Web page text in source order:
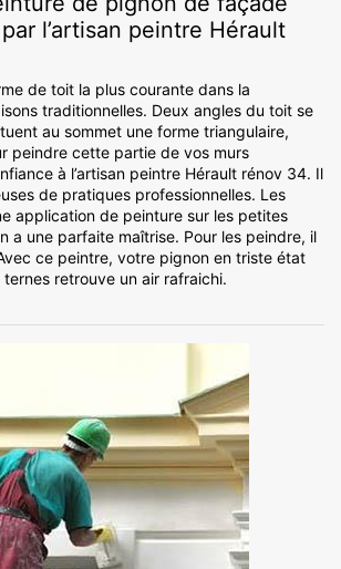
l’artisan peintre Hérault
de toit la plus courante dans la
traditionnelles. Deux angles du toit se
au sommet une forme triangulaire,
peindre cette partie de vos murs
à l’artisan peintre Hérault rénov 34. Il
de pratiques professionnelles. Les
application de peinture sur les petites
a une parfaite maîtrise. Pour les peindre, il
ce peintre, votre pignon en triste état
retrouve un air rafraichi.